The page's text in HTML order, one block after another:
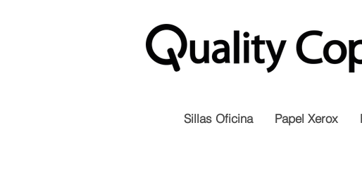
Sillas Oficina Papel Xerox